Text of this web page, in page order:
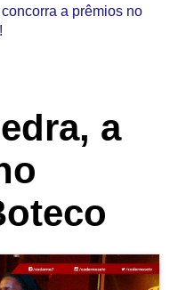
a